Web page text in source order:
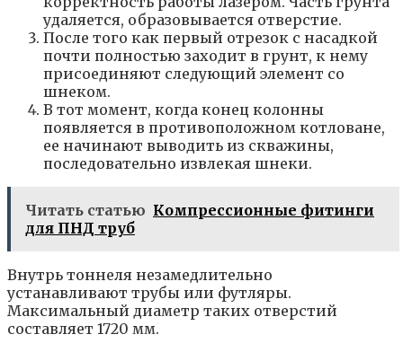
удаляется, образовывается отверстие.
После того как первый отрезок с насадкой
почти полностью заходит в грунт, к нему
присоединяют следующий элемент со
шнеком.
В тот момент, когда конец колонны
появляется в противоположном котловане,
ее начинают выводить из скважины,
последовательно извлекая шнеки.
Читать статью Компрессионные фитинги
для ПНД труб
Внутрь тоннеля незамедлительно
устанавливают трубы или футляры.
Максимальный диаметр таких отверстий
составляет 1720 мм.